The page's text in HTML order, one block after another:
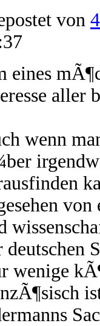
von
eines
aller
wenn
deutschen
wenige